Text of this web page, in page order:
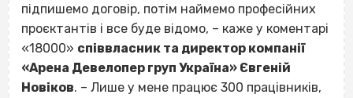
підпишемо договір, потім наймемо професійних
проєктантів і все буде відомо, – каже у коментарі
«18000» співвласник та директор компанії
«Арена Девелопер груп Україна» Євгеній
Новіков. – Лише у мене працює 300 працівників,